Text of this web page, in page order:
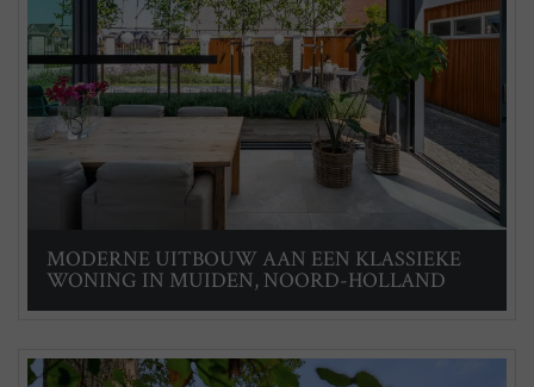
MODERNE UITBOUW AAN EEN KLASSIEKE
WONING IN MUIDEN, NOORD-HOLLAND